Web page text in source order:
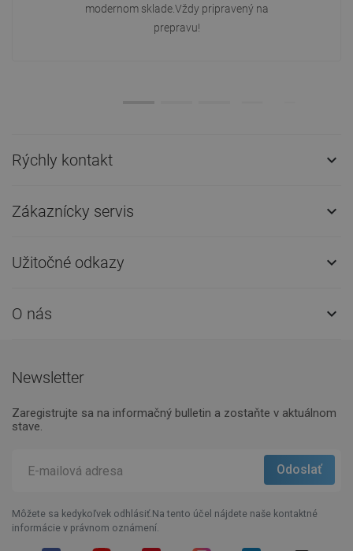
modernom sklade.Vždy pripravený na
prepravu!
Rýchly kontakt 
Zákaznícky servis 
Užitočné odkazy 
O nás 
Newsletter
Zaregistrujte sa na informačný bulletin a zostaňte v aktuálnom
stave.
Môžete sa kedykoľvek odhlásiť.Na tento účel nájdete naše kontaktné
informácie v právnom oznámení.